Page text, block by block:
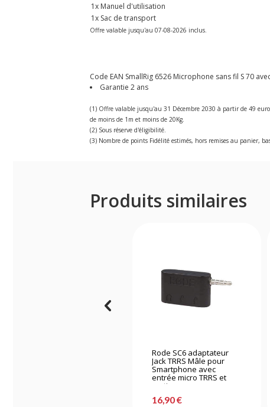
1x Manuel d'utilisation
1x Sac de transport
Offre valable jusqu'au 07-08-2026 inclus.
Code EAN SmallRig 6526 Microphone sans fil S 70
Garantie 2 ans
(1) Offre valable jusqu'au 31 Décembre 2030 à partir de 49
de moins de 1m et moins de 20Kg.
(2) Sous réserve d'éligibilité.
(3) Nombre de points Fidélité estimés, hors remises au panier,
Produits similaires
Rode SC6 adaptateur
Jack TRRS Mâle pour
Smartphone avec
entrée micro TRRS et
sortie casque
16,90 €